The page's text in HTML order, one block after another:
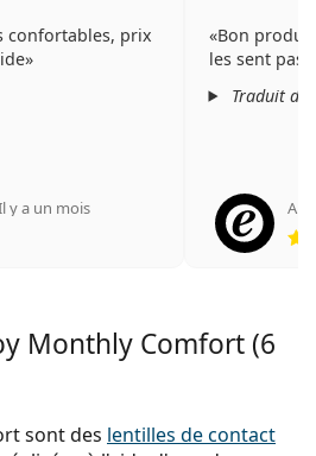
y a un mois
évaluation 5 sur 5
Bon
les sent pas).
Traduit
Monthly Comfort (6
sont des lentilles de contact